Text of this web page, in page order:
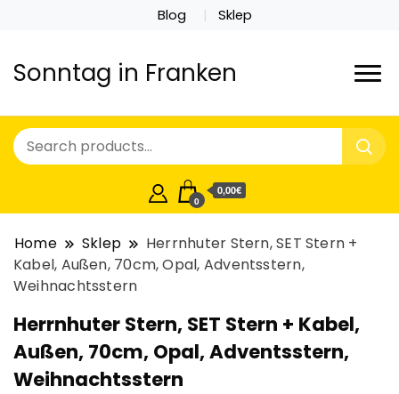
Blog Sklep
Sonntag in Franken
0
0,00€
Home Sklep
Herrnhuter Stern, SET Stern +
Kabel, Außen, 70cm, Opal, Adventsstern,
Weihnachtsstern
Herrnhuter Stern, SET Stern + Kabel,
Außen, 70cm, Opal, Adventsstern,
Weihnachtsstern